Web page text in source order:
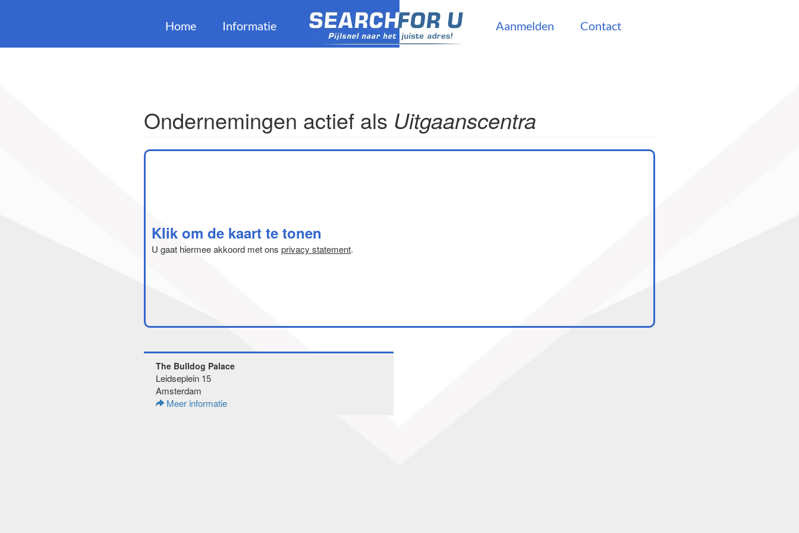
Home Informatie Aanmelden Contact
Ondernemingen actief als Uitgaanscentra
Klik om de kaart te tonen
U gaat hiermee akkoord met ons privacy statement.
The Bulldog Palace
Leidseplein 15
Amsterdam
Meer informatie